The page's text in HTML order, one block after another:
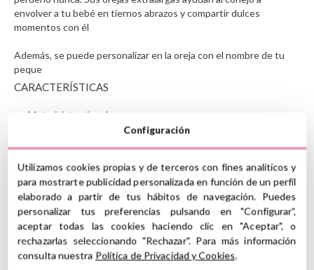
envolver a tu bebé en tiernos abrazos y compartir dulces
momentos con él
Además, se puede personalizar en la oreja con el nombre de tu
peque
CARACTERÍSTICAS
Material: terciopelo
(*) Este producto incluye marcado CE de conformidad con la
legislación de la Unión Europea
Ver información GPSR
Información sobre el fabricante y/o importador/distribuidor
Configuración
Utilizamos cookies propias y de terceros con fines analíticos y
para mostrarte publicidad personalizada en función de un perfil
elaborado a partir de tus hábitos de navegación. Puedes
personalizar tus preferencias pulsando en "Configurar",
aceptar todas las cookies haciendo clic en "Aceptar", o
rechazarlas seleccionando "Rechazar". Para más información
consulta nuestra Política de Privacidad y Cookies.